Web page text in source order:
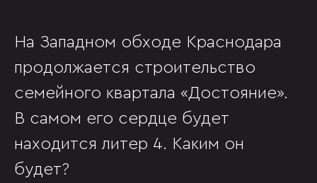
На Западном обходе Краснодара
продолжается строительство
семейного квартала «Достояние».
В самом его сердце будет
находится литер 4. Каким он
будет?